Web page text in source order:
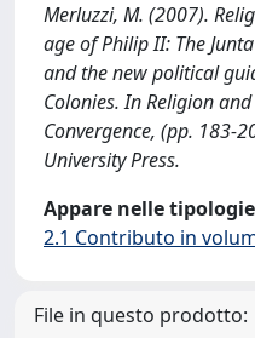
Merluzzi, M. (2007).
age of Philip II: The
and the new political
Colonies. In Religion
Convergence, (pp. 183-
University Press.
Appare nelle
2.1 Contributo in
File in questo prodotto: